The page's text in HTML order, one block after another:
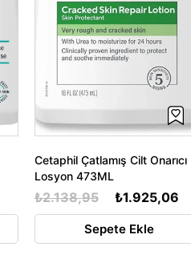
Cetaphil Çatlamış Cilt Onarıcı
Losyon 473ML
₺1.925,06
₺2.138,95
Sepete Ekle